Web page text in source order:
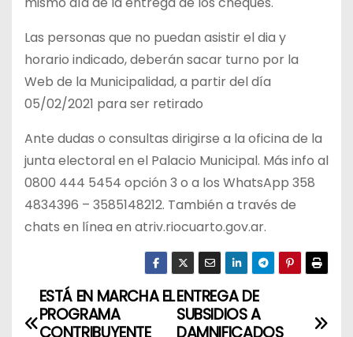
Las personas que no puedan asistir el dia y
horario indicado, deberán sacar turno por la
Web de la Municipalidad, a partir del día
05/02/2021 para ser retirado
Ante dudas o consultas dirigirse a la oficina de la
junta electoral en el Palacio Municipal. Más info al
0800 444 5454 opción 3 o a los WhatsApp 358
4834396 – 3585148212. También a través de
chats en línea en atriv.riocuarto.gov.ar.
N
ENTREGA DE
SUBSIDIOS A
ESTÁ EN MARCHA EL
PROGRAMA